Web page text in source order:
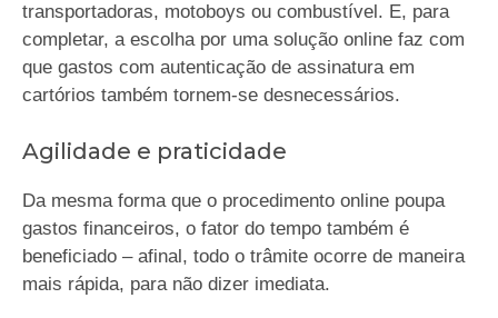
transportadoras, motoboys ou combustível. E, para
completar, a escolha por uma solução online faz com
que gastos com autenticação de assinatura em
cartórios também tornem-se desnecessários.
Agilidade e praticidade
Da mesma forma que o procedimento online poupa
gastos financeiros, o fator do tempo também é
beneficiado – afinal, todo o trâmite ocorre de maneira
mais rápida, para não dizer imediata.